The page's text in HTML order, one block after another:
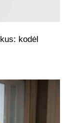
kodėl